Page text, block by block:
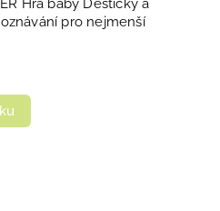
Hra baby Destičky a
pro nejmenší